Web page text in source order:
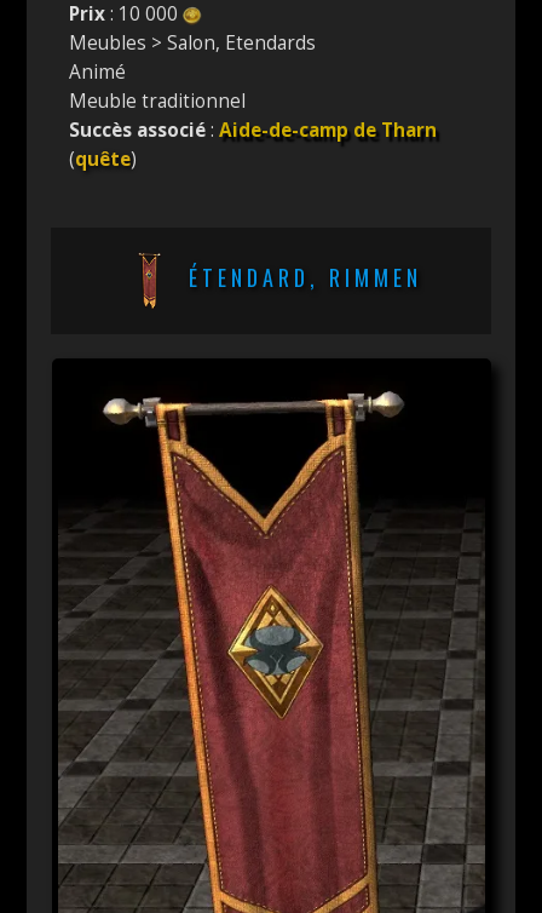
Prix: 10 000
Meubles > Salon, Etendards
Animé
Meuble traditionnel
Succès associé:Aide-de-camp de Tharn
(quête)
ÉTENDARD, RIMMEN